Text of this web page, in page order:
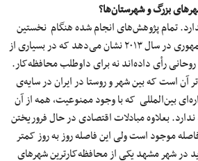
بزرگ و شهرستان‌ها؟
تمام پژوهش‌های انجام شده هنگام نخستین
انتخاب روحانی به ریاست جمهوری در سال ۲۰۱۳ نشان می‌دهد که در بسیاری از
رأی داده‌اند نه برای داوطلب محافظه‌کار.
آن است که بین شهر و روستا در ایران در سایه‌ی
بین‌المللی که با وجود ممنوعیت، همه از آن
بعلاوه مبادلات اقتصادی در حال فروریختن
موجود است ولی این فاصله روز به روز کمتر
شهر مشهد یکی از محافظه‌کارترین شهرهای